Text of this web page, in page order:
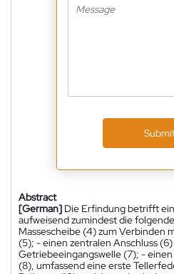
Abstract
[German] Die Erfindung betrifft
aufweisend zumindest die
Massescheibe (4) zum Verbinden
(5); - einen zentralen Anschluss
Getriebeeingangswelle (7); -
(8), umfassend eine erste